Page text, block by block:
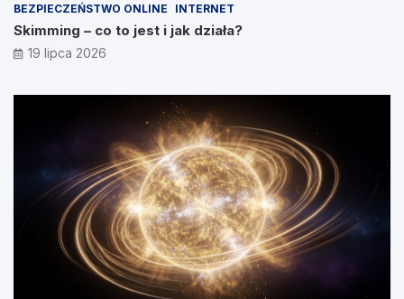
BEZPIECZEŃSTWO ONLINE INTERNET
Skimming – co to jest i jak działa?
19 lipca 2026